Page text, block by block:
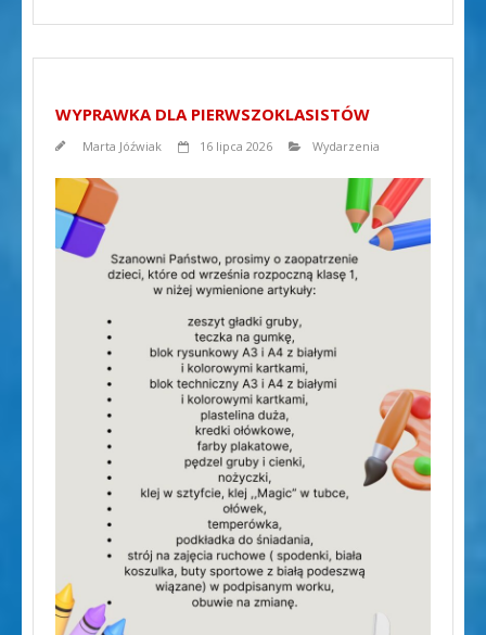
WYPRAWKA DLA PIERWSZOKLASISTÓW
Marta Jóźwiak 16 lipca 2026 Wydarzenia